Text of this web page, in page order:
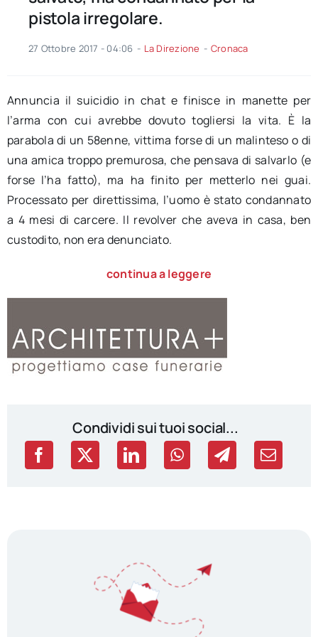
pistola irregolare.
27 Ottobre 2017 - 04:06 - La Direzione - Cronaca
Annuncia il suicidio in chat e finisce in manette per
l’arma con cui avrebbe dovuto togliersi la vita. È la
parabola di un 58enne, vittima forse di un malinteso o di
una amica troppo premurosa, che pensava di salvarlo (e
forse l’ha fatto), ma ha finito per metterlo nei guai.
Processato per direttissima, l’uomo è stato condannato
a 4 mesi di carcere. Il revolver che aveva in casa, ben
custodito, non era denunciato.
continua a leggere
Condividi sui tuoi social...